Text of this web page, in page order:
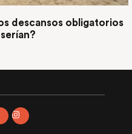
descansos obligatorios